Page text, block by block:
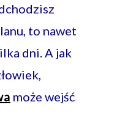
to nawet
dni. A jak
może wejść